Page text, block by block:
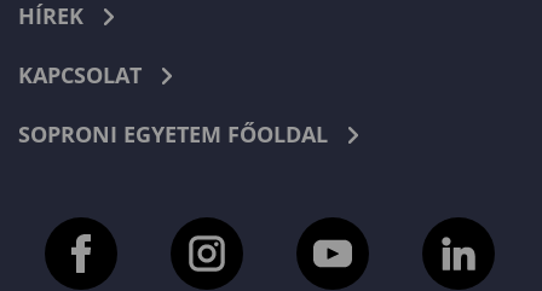
HÍREK
KAPCSOLAT
SOPRONI EGYETEM FŐOLDAL